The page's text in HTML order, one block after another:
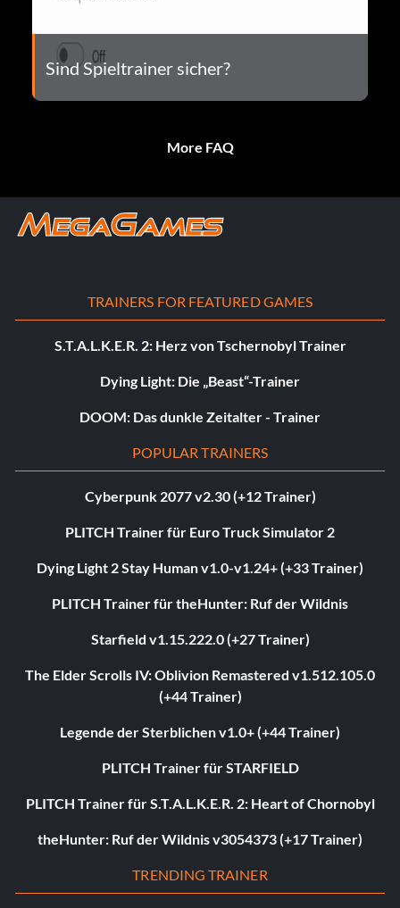
Sind Spieltrainer sicher?
More FAQ
TRAINERS FOR FEATURED GAMES
S.T.A.L.K.E.R. 2: Herz von Tschernobyl Trainer
Dying Light: Die „Beast“-Trainer
DOOM: Das dunkle Zeitalter - Trainer
POPULAR TRAINERS
Cyberpunk 2077 v2.30 (+12 Trainer)
PLITCH Trainer für Euro Truck Simulator 2
Dying Light 2 Stay Human v1.0-v1.24+ (+33 Trainer)
PLITCH Trainer für theHunter: Ruf der Wildnis
Starfield v1.15.222.0 (+27 Trainer)
The Elder Scrolls IV: Oblivion Remastered v1.512.105.0
(+44 Trainer)
Legende der Sterblichen v1.0+ (+44 Trainer)
PLITCH Trainer für STARFIELD
PLITCH Trainer für S.T.A.L.K.E.R. 2: Heart of Chornobyl
theHunter: Ruf der Wildnis v3054373 (+17 Trainer)
TRENDING TRAINER